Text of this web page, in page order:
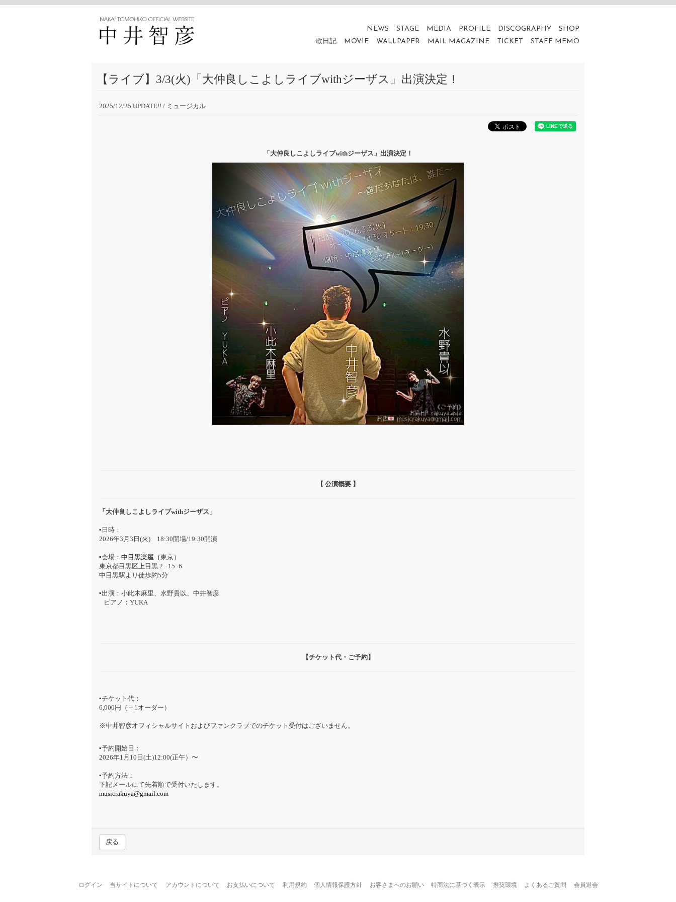
NEWS STAGE MEDIA PROFILE DISCOGRAPHY
SHOP
歌日記
MOVIE WALLPAPER MAIL MAGAZINE TICKET STAFF MEMO
【ライブ】3/3(火)「大仲良しこよしライブwithジーザス」出演決定！
2025/12/25 UPDATE!! / ミュージカル
「大仲良しこよしライブwithジーザス」​出演決定！​
【 公演概要 】
「大仲良しこよしライブwithジーザス」
▪️日時：
2026年3月3日(火) 18:30開場/19:30開演
▪️会場： 中目黒楽屋（東京）
東京都目黒区上目黒 2 ｰ15ｰ6
中目黒駅より徒歩約5分
▪️出演：小此木麻里、水野貴以、中井智彦
ピアノ：YUKA
【チケット代・ご予約】
▪️チケット代：
6,000円（＋1オーダー）
※中井智彦オフィシャルサイトおよびファンクラブでのチケット受付はございません。
▪️予約開始日：
2026年1月10日(土)12:00(正午）〜
▪️予約方法：
下記メールにて先着順で受付いたします。
musicrakuya@gmail.com
戻る
ログイン 当サイトについて アカウントについて お支払いについて 利用規約 個人情報保護方針 お客さまへのお願い 特商法に基づく表示 推奨環境 よくあるご質問 会員退会